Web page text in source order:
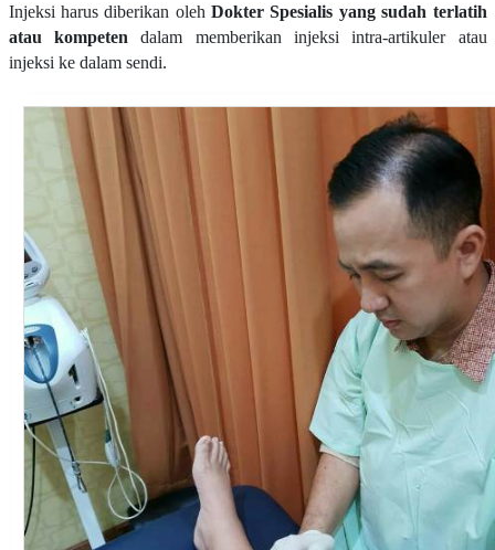
Injeksi harus diberikan oleh Dokter Spesialis yang sudah terlatih
atau kompeten dalam memberikan injeksi intra-artikuler atau
injeksi ke dalam sendi.